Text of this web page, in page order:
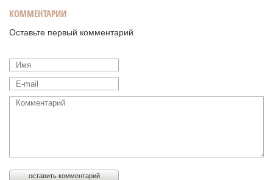
КОММЕНТАРИИ
Оставьте первый комментарий